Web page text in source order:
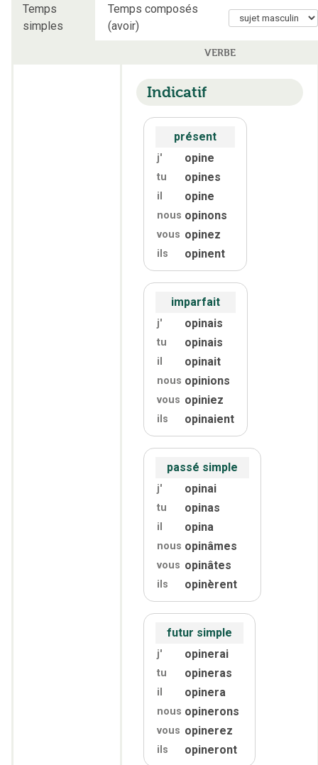
Temps
simples
Temps composés
(avoir)
VERBE
Indicatif
présent
j' opine
tu opines
il opine
nous opinons
vous opinez
ils opinent
imparfait
j' opinais
tu opinais
il opinait
nous opinions
vous opiniez
ils opinaient
passé simple
j' opinai
tu opinas
il opina
nous opinâmes
vous opinâtes
ils opinèrent
futur simple
j' opinerai
tu opineras
il opinera
nous opinerons
vous opinerez
ils opineront